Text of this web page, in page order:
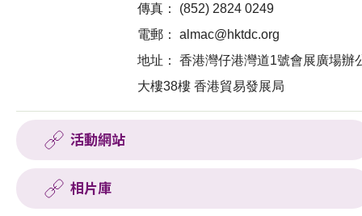
傳真：
(852) 2824 0249
電郵：
almac@hktdc.org
地址：
香港灣仔港灣道1號會展廣場辦
大樓38樓 香港貿易發展局
活動網站
相片庫